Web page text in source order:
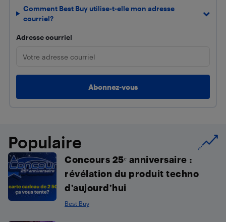
Comment Best Buy utilise-t-elle mon adresse
courriel?
Adresse courriel
Populaire
Concours 25ᵉ anniversaire :
révélation du produit techno
d’aujourd’hui
Best Buy